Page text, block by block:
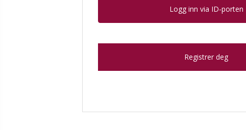
Logg inn via ID-porten
Registrer deg